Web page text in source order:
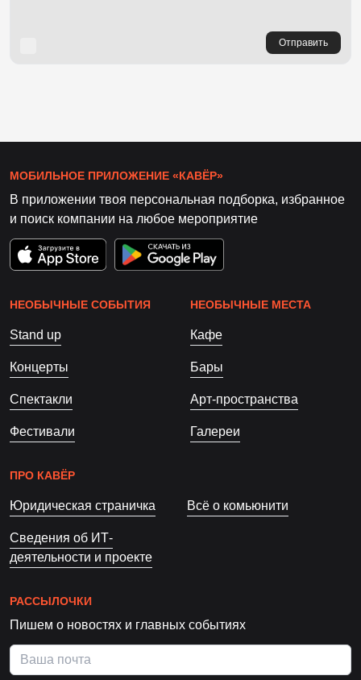
Отправить
МОБИЛЬНОЕ ПРИЛОЖЕНИЕ «КАВЁР»
В приложении твоя персональная подборка, избранное
и поиск компании на любое мероприятие
НЕОБЫЧНЫЕ СОБЫТИЯ
Stand up
Концерты
Спектакли
Фестивали
НЕОБЫЧНЫЕ МЕСТА
Кафе
Бары
Арт-пространства
Галереи
ПРО КАВЁР
Юридическая страничка Всё о комьюнити
Сведения об ИТ-
деятельности и проекте
РАССЫЛОЧКИ
Пишем о новостях и главных событиях